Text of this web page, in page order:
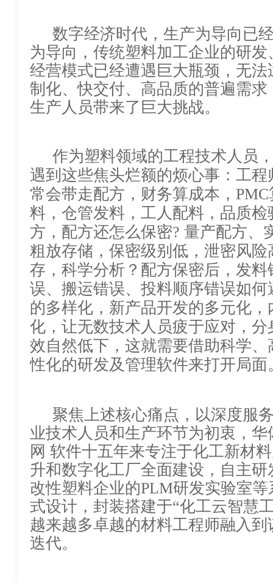
数字经济时代，生产为导
为导向，传统塑料加工企业的研
经营模式已经遭遇巨大瓶颈，无
制化、快交付、高品质的普遍需
生产人员带来了巨大挑战。
作为塑料领域的工程技术人员
遇到这些焦头烂额的烦心事：工程师
常会带走配方，财务算成本，PMC
料，仓管发料，工人配料，品质
方，配方还怎么保密? 量产配方、
粗放存储，保密级别低，泄密风
存，科学分析？配方保密后，发
误、搬运错误、投料顺序错误如何
的多样化，新产品开发的多元化
化，让无数技术人员疲于应对，
效自然低下，这就需要借助科学
性化的研发及管理软件来打开局面
聚焦上述核心痛点，以深度服
业技术人员和生产环节为初衷，
网 软件十五年来专注于化工新材
升和数字化工厂全面建设，自主
改性塑料企业的PLM研发实验室
式设计，封装搭建于“化工云智慧
越来越多卓越的材料工程师融入
迭代。